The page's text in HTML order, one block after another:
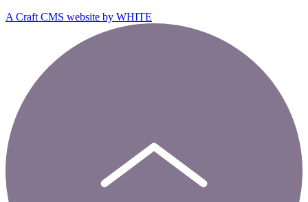
A Craft CMS website by WHITE